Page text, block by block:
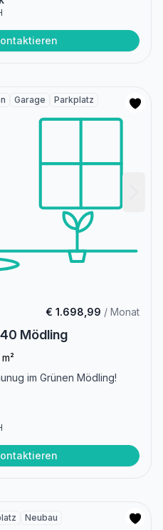
Garage
Parkplatz
€ 1.698,99 / Monat
Mödling
im Grünen Mödling!
Neubau